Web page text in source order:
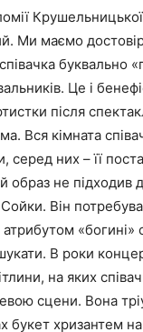
Ми маємо
буквально
Це і
після
Вся кімната
серед них – її
образ не підходив
Він потребував
«богині»
В роки
на яких
сцени. Вона
букет хризантем